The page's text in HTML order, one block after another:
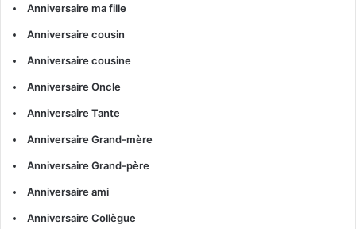
Anniversaire ma fille
Anniversaire cousin
Anniversaire cousine
Anniversaire Oncle
Anniversaire Tante
Anniversaire Grand-mère
Anniversaire Grand-père
Anniversaire ami
Anniversaire Collègue